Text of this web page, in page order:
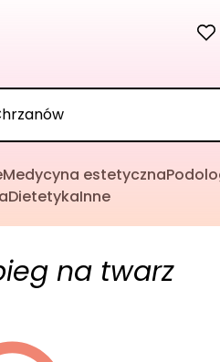
Medycyna estetyczna
DietetykaInne
na twarz